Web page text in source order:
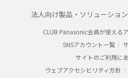
法人向け製品・ソリューション
CLUB Panasonic会員が使える
SNSアカウント一覧
サイトのご利用に
ウェブアクセシビリティ方針